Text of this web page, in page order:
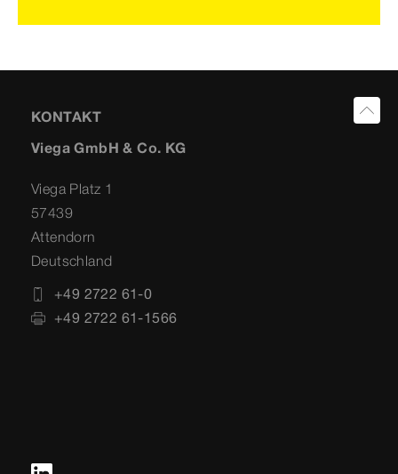
KONTAKT
Viega GmbH & Co. KG
Viega Platz 1
57439
Attendorn
Deutschland
+49 2722 61-0
+49 2722 61-1566